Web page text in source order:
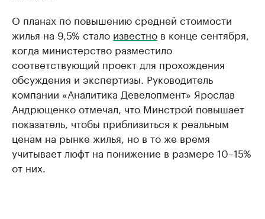
О планах по повышению средней стоимости
жилья на 9,5% стало известно в конце сентября,
когда министерство разместило
соответствующий проект для прохождения
обсуждения и экспертизы. Руководитель
компании «Аналитика Девелопмент» Ярослав
Андрющенко отмечал, что Минстрой повышает
показатель, чтобы приблизиться к реальным
ценам на рынке жилья, но в то же время
учитывает люфт на понижение в размере 10–15%
от них.